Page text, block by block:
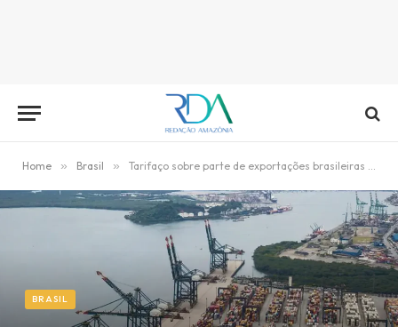
Home » Brasil » Tarifaço sobre parte de exportações brasileiras entra em vigor hoje
BRASIL